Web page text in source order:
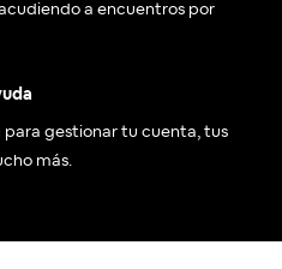
a encuentros por
para gestionar tu cuenta, tus
más.